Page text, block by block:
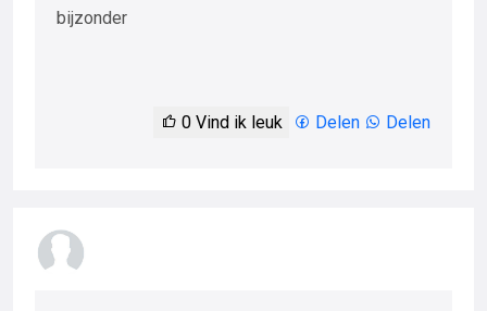
bijzonder
0 Vind ik leuk Delen Delen